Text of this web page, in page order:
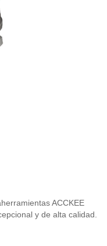
ACCKEE
y de alta calidad.